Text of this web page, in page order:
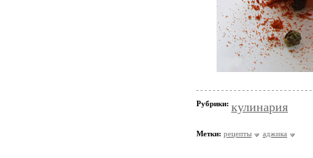
Рубрики: кулинария
Метки: рецепты аджика